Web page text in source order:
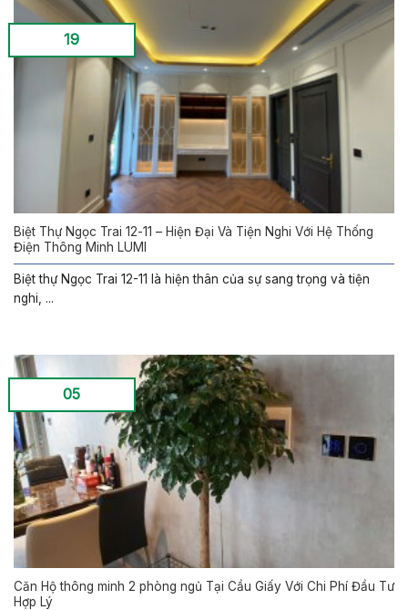
Biệt Thự Ngọc Trai 12-11 – Hiện Đại Và Tiện Nghi Với Hệ Thống
Điện Thông Minh LUMI
Biệt thự Ngọc Trai 12-11 là hiện thân của sự sang trọng và tiện
nghi, ...
19
Căn Hộ thông minh 2 phòng ngủ Tại Cầu Giấy Với Chi Phí Đầu Tư
Hợp Lý
05